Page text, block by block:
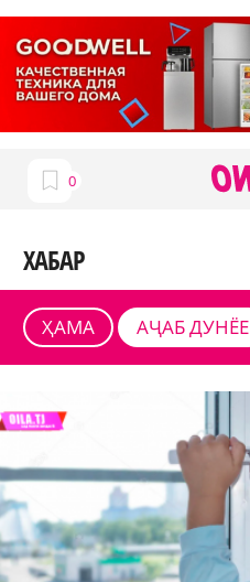
ХАБАР
ҲАМА АҶАБ ДУНЁЕ